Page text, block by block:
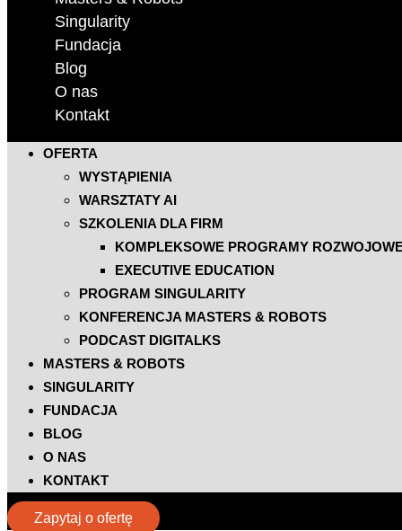
Singularity
Fundacja
Blog
O nas
Kontakt
OFERTA
WYSTĄPIENIA
WARSZTATY AI
SZKOLENIA DLA FIRM
KOMPLEKSOWE PROGRAMY
EXECUTIVE EDUCATION
PROGRAM SINGULARITY
KONFERENCJA MASTERS & ROBOTS
PODCAST DIGITALKS
MASTERS & ROBOTS
SINGULARITY
FUNDACJA
BLOG
O NAS
KONTAKT
Zapytaj o ofertę